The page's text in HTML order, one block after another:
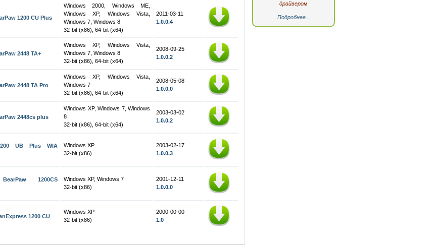
драйвером
Подробнее...
1200 CU Plus
Windows 2000, Windows ME,
Windows XP, Windows Vista,
Windows 7, Windows 8
32-bit (x86), 64-bit (x64)
2011-03-11
1.0.0.4
2448 TA+
Windows XP, Windows Vista,
Windows 7, Windows 8
32-bit (x86), 64-bit (x64)
2008-09-25
1.0.0.2
2448 TA Pro
Windows XP, Windows Vista,
Windows 7
32-bit (x86), 64-bit (x64)
2008-05-08
1.0.0.0
2448cs plus
Windows XP, Windows 7, Windows
8
32-bit (x86), 64-bit (x64)
2003-03-02
1.0.0.2
UB Plus WIA
Windows XP
32-bit (x86)
2003-02-17
1.0.0.3
1200CS
Windows XP, Windows 7
32-bit (x86)
2001-12-11
1.0.0.0
1200 CU
Windows XP
32-bit (x86)
2000-00-00
1.0